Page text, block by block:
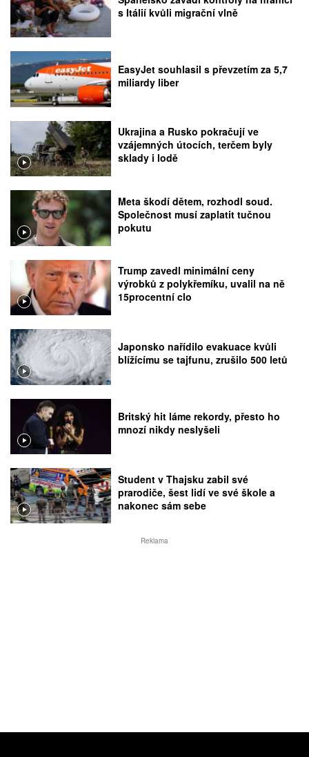
s Itálií kvůli migrační vlně
EasyJet souhlasil s převzetím za 5,7
miliardy liber
Ukrajina a Rusko pokračují ve
vzájemných útocích, terčem byly
sklady i lodě
Meta škodí dětem, rozhodl soud.
Společnost musí zaplatit tučnou
pokutu
Trump zavedl minimální ceny
výrobků z polykřemíku, uvalil na ně
15procentní clo
Japonsko nařídilo evakuace kvůli
blížícímu se tajfunu, zrušilo 500 letů
Britský hit láme rekordy, přesto ho
mnozí nikdy neslyšeli
Student v Thajsku zabil své
prarodiče, šest lidí ve své škole a
nakonec sám sebe
Reklama